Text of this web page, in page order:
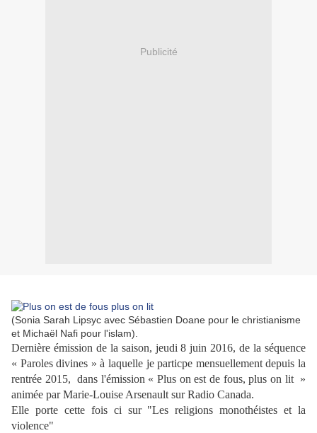
Publicité
(Sonia Sarah Lipsyc avec Sébastien Doane pour le christianisme
et Michaël Nafi pour l'islam).
Dernière émission de la saison, jeudi 8 juin 2016, de la séquence
« Paroles divines » à laquelle je particpe mensuellement depuis la
rentrée 2015, dans l'émission « Plus on est de fous, plus on lit »
animée par Marie-Louise Arsenault sur Radio Canada.
Elle porte cette fois ci sur "Les religions monothéistes et la
violence"